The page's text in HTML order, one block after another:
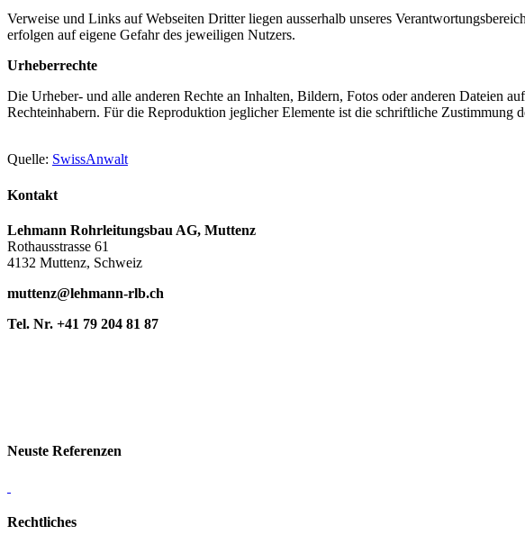
Verweise und Links auf Webseiten Dritter liegen ausserhalb unseres
erfolgen auf eigene Gefahr des jeweiligen Nutzers.
Urheberrechte
Die Urheber- und alle anderen Rechte an Inhalten, Bildern, Fotos oder anderen Dateien
Rechteinhabern. Für die Reproduktion jeglicher Elemente ist die schriftliche Zustimmung
Quelle: SwissAnwalt
Kontakt
Lehmann Rohrleitungsbau AG, Muttenz
Rothausstrasse 61
4132 Muttenz, Schweiz
muttenz@lehmann-rlb.ch
Tel. Nr. +41 79 204 81 87
Neuste Referenzen
Rechtliches